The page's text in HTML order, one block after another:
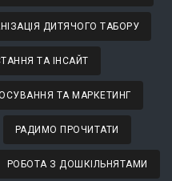
ДИТЯЧОГО ТАБОРУ
ТА ІНСАЙТ
ТА МАРКЕТИНГ
РАДИМО ПРОЧИТАТИ
РОБОТА З ДОШКІЛЬНЯТАМИ